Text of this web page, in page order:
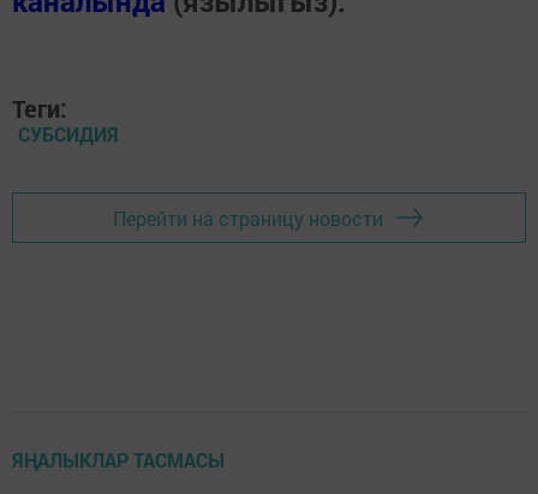
Теги:
СУБСИДИЯ
Перейти на страницу новости
ЯҢАЛЫКЛАР ТАСМАСЫ